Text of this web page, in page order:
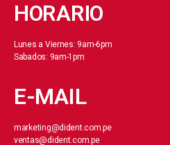
HORARIO
Lunes a Viernes: 9am-6pm
Sabados: 9am-1pm
E-MAIL
marketing@dident.com.pe
ventas@dident.com.pe